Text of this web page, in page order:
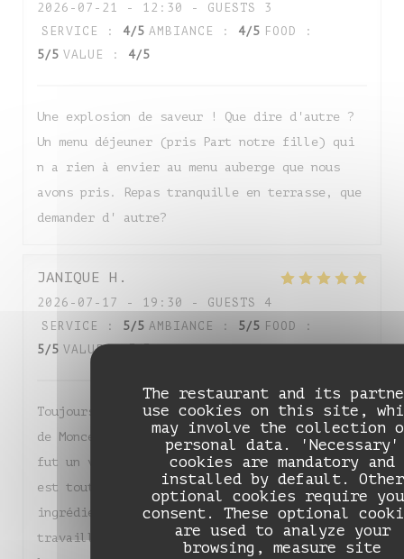
The restaurant and its
use cookies on this site,
may involve the collection
personal data. 'Necessary'
cookies are mandatory and
installed by default. Other
optional cookies require
consent. These optional
are used to analyze your
browsing, measure site
2026-07-21
- 12:30 - GUESTS 3
SERVICE
: 4/5 AMBIANCE : 4/5 FOOD
:
5/5 VALUE : 4/5
Une explosion de saveur ! Que dire d'autre ?
Un menu déjeuner (pris Part notre fille) qui
n a rien à envier au menu auberge que nous
avons pris. Repas tranquille en terrasse, que
demander d' autre?
JANIQUE H
2026-07-17
- 19:30 - GUESTS 4
SERVICE
: 5/5 AMBIANCE : 5/5 FOOD
:
5/5 VALUE:
Toujours enchantée de ma soirée à l’Auberge
de Monceaux ! Du début à la fin du repas, ce
fut un véritable régal. La qualité des mets
est tout simplement irréprochable : les
ingrédients locaux et de saison sont
travaillés avec une finesse remarquable, et